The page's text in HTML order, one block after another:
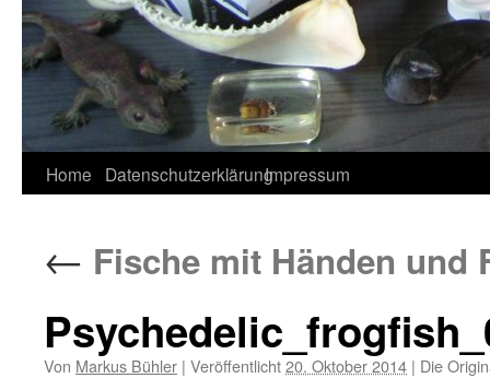
Home DatenschutzerklärungImpressum
← Fische mit Händen und
Von Markus Bühler | Veröffentlicht20. Oktober 2014 | Die